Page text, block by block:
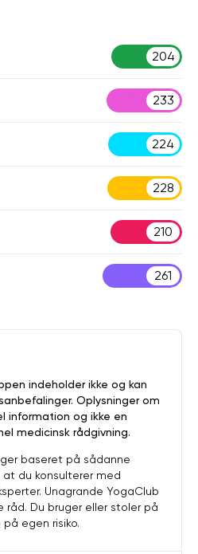
204
233
224
228
210
261
indeholder ikke og kan
Oplysninger om
information og ikke en
medicinsk rådgivning.
baseret på sådanne
at du konsulterer med
Unagrande YogaClub
råd. Du bruger eller stoler på
egen risiko.